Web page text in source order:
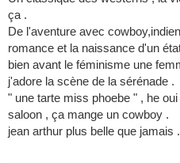
ça .
De l'aventure avec
romance et la naissance d'un
bien avant le féminisme une
j'adore la scène de la sérénade .
" une tarte miss phoebe " , he
saloon , ça mange un cowboy .
jean arthur plus belle que jamais .